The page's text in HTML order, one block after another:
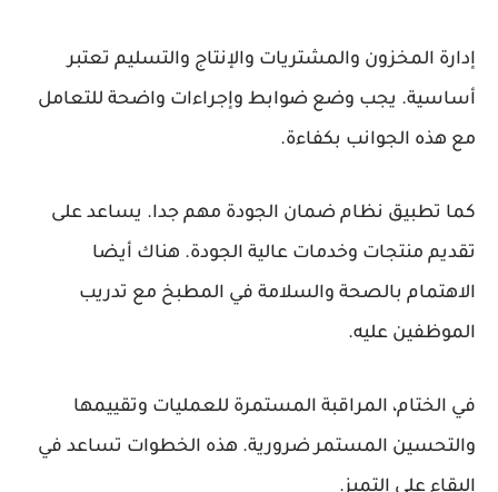
إدارة المخزون والمشتريات والإنتاج والتسليم تعتبر
أساسية. يجب وضع ضوابط وإجراءات واضحة للتعامل
مع هذه الجوانب بكفاءة.
كما تطبيق نظام ضمان الجودة مهم جدا. يساعد على
تقديم منتجات وخدمات عالية الجودة. هناك أيضا
الاهتمام بالصحة والسلامة في المطبخ مع تدريب
الموظفين عليه.
في الختام، المراقبة المستمرة للعمليات وتقييمها
والتحسين المستمرضرورية. هذه الخطوات تساعد في
البقاء على التميز.